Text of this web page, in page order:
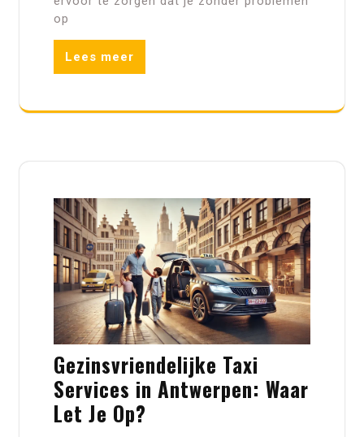
op
Lees meer
Gezinsvriendelijke Taxi
Services in Antwerpen: Waar
Let Je Op?